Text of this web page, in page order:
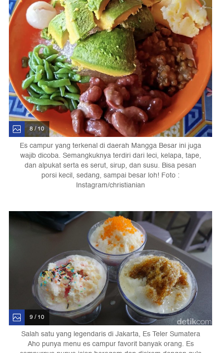
8 / 10
Es campur yang terkenal di daerah Mangga Besar ini juga
wajib dicoba. Semangkuknya terdiri dari leci, kelapa, tape,
dan alpukat serta es serut, sirup, dan susu. Bisa pesan
porsi kecil, sedang, sampai besar loh! Foto :
Instagram/christianian
9 / 10
Salah satu yang legendaris di Jakarta, Es Teler Sumatera
Aho punya menu es campur favorit banyak orang. Es